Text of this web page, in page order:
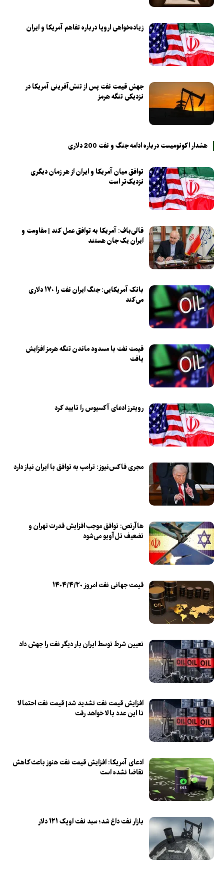
زیاده‌خواهی اروپا درباره تفاهم آمریکا و ایران
جهش قیمت نفت پس از تنش‌آفرینی آمریکا در
نزدیکی تنگه هرمز
هشدار اکونومیست درباره ادامه جنگ و نفت 200 دلاری
توافق میان آمریکا و ایران از هر زمان دیگری
نزدیک‌تر است
قالی‌باف: آمریکا به توافق عمل کند | مقاومت و
ایران یک جان هستند
بانک آمریکایی: جنگ ایران نفت را ۱۷۰ دلاری
می‌کند
قیمت نفت با مسدود ماندن تنگه هرمز افزایش
یافت
رویترز ادعای آکسیوس را تایید کرد
مجری فاکس‌نیوز: ترامپ به توافق با ایران نیاز دارد
هاآرتص: توافق موجب افزایش قدرت تهران و
تضعیف تل‌آویو می‌شود
قیمت جهانی نفت امروز ۱۴۰۴/۴/۲۰
تعیین شرط توسط ایران بار دیگر نفت را جهش داد
افزایش قیمت نفت تشدید شد| قیمت نفت احتمالا
تا این عدد بالا خواهد رفت
ادعای آمریکا: افزایش قیمت نفت هنوز باعث کاهش
تقاضا نشده است
بازار نفت داغ شد؛ سبد نفت اوپک ۱۲۱ دلار